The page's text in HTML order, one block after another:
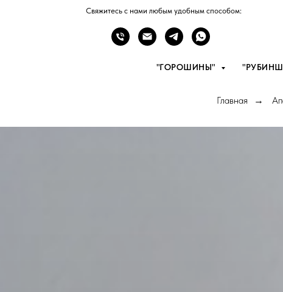
Свяжитесь с нами любым удобным способом:
"ГОРОШИНЫ"
Главная →